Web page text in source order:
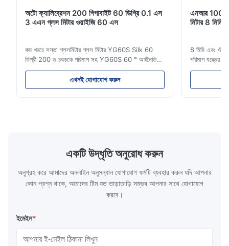
অটো ক্যালিব্রেশন 200 গিগাবাইট 60 ডিগ্রি 0.1 এস
3 এএন গ্লস মিটার ওয়াইজি 60 এস
কম খরচে সস্তা গ্লসমিটার গ্লস মিটার YG60S Silk 60
ডিগ্রী 200 গু চকচকে পরিমাপ সহ YG60S 60 ° অর্থনৈতিক
গ্লস মিটার করতে পারেন গ্লস (0-200Gu) সহ পরীক্ষা
সামগ্রী, এবং সর্বজনীনভাবে পেইন্ট, কালি, স্টোভিং বার্নিশ, লেপ,
কাঠের পণ্যগুলিতে প্রযোজ্য;মার্বেল, গ্রানাইট, ভিট্রিফাইড পালিশ
এখনই যোগাযোগ করুন
এনআর 100
মিটার 8 মিমি
8 মিমি এবং 4
পরিমাপ যন্ত্রের
বর্ণনা এনআর
দামের পোর্টেবল
একটি উদ্ধৃতি অনুরোধ করুন
অনুগ্রহ করে আমাদের অনলাইন অনুসন্ধান যোগাযোগ ফর্মটি ব্যবহার করুন যদি আপনার
কোন প্রশ্ন থাকে, আমাদের টিম যত তাড়াতাড়ি সম্ভব আপনার সাথে যোগাযোগ
করবে।
ইমেইল*